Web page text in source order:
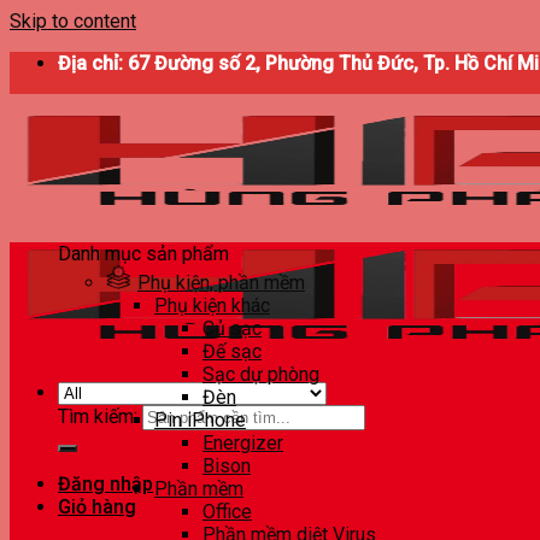
Skip to content
Địa chỉ: 67 Đường số 2, Phường Thủ Đức, Tp. Hồ Chí
Tìm kiếm:
Đăng nhập
Giỏ hàng
Danh mục sản phẩm
Phụ kiện, phần mềm
Phụ kiện khác
Củ sạc
Đế sạc
Sạc dự phòng
Đèn
Pin iPhone
Energizer
Bison
Phần mềm
Office
Phần mềm diệt Virus